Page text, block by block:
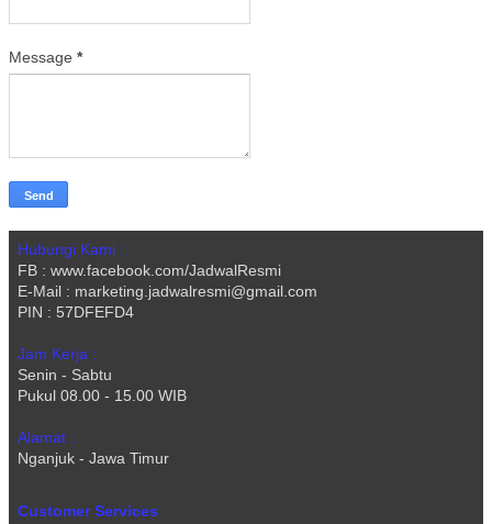
Message *
Hubungi Kami :
FB : www.facebook.com/JadwalResmi
E-Mail : marketing.jadwalresmi@gmail.com
PIN : 57DFEFD4
Jam Kerja :
Senin - Sabtu
Pukul 08.00 - 15.00 WIB
Alamat :
Nganjuk - Jawa Timur
Customer Services